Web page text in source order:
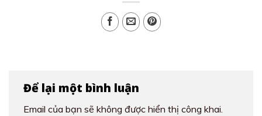
Để lại một bình luận
Email của bạn sẽ không được hiển thị công khai.